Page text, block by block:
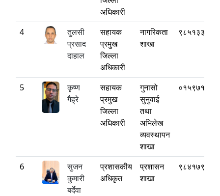
अधिकारी
4
तुलसी
प्रसाद
दाहाल
सहायक
प्रमुख
जिल्ला
अधिकारी
नागरिकता
शाखा
5
कृष्ण
गैह्रे
सहायक
प्रमुख
जिल्ला
अधिकारी
गुनासो
सुनुवाई
तथा
अभिलेख
व्यवस्थापन
शाखा
०१५९७१८८०
6
सुजन
कुमारी
बर्देवा
प्रशासकीय
अधिकृत
प्रशासन
शाखा